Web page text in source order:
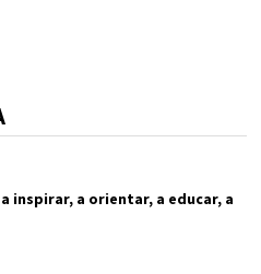
inspirar, a orientar, a educar, a